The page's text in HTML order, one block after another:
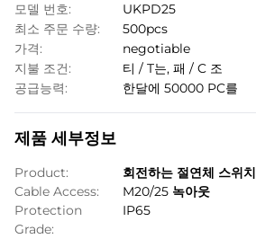
모델 번호:
UKPD25
최소 주문 수량:
500pcs
가격:
negotiable
지불 조건:
티 / T는, 패 / C 조
공급능력:
한달에 50000 PC를
제품 세부정보
Product:
회전하는 절연체 스위치
Cable Access:
M20/25 녹아웃
Protection
Grade:
IP65